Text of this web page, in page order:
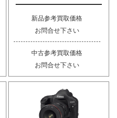
新品参考買取価格
お問合せ下さい
中古参考買取価格
お問合せ下さい